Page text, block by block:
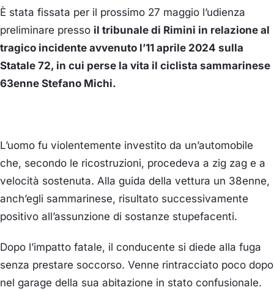
È stata fissata per il prossimo 27 maggio l’udienza
preliminare presso il tribunale di Rimini in relazione al
tragico incidente avvenuto l’11 aprile 2024 sulla
Statale 72, in cui perse la vita il ciclista sammarinese
63enne Stefano Michi.
L’uomo fu violentemente investito da un’automobile
che, secondo le ricostruzioni, procedeva a zig zag e a
velocità sostenuta. Alla guida della vettura un 38enne,
anch’egli sammarinese, risultato successivamente
positivo all’assunzione di sostanze stupefacenti.
Dopo l’impatto fatale, il conducente si diede alla fuga
senza prestare soccorso. Venne rintracciato poco dopo
nel garage della sua abitazione in stato confusionale.